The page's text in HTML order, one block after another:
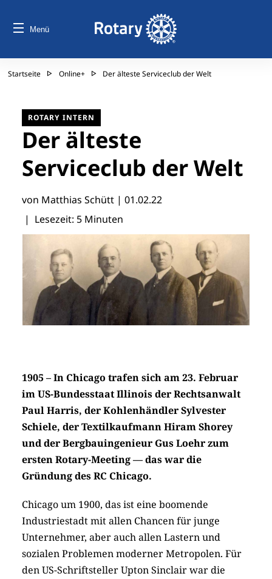
Menü
Startseite Online+ Der älteste Serviceclub der Welt
ROTARY INTERN
Der älteste
Serviceclub der Welt
von Matthias Schütt | 01.02.22
| Lesezeit: 5 Minuten
1905 – In Chicago trafen sich am 23. Februar
im US-Bundesstaat Illinois der Rechtsanwalt
Paul Harris, der Kohlenhändler Sylvester
Schiele, der Textilkaufmann Hiram Shorey
und der Bergbauingenieur Gus Loehr zum
ersten Rotary-Meeting — das war die
Gründung des RC Chicago.
Chicago um 1900, das ist eine boomende
Industriestadt mit allen Chancen für junge
Unternehmer, aber auch allen Lastern und
sozialen Problemen moderner Metropolen. Für
den US-Schriftsteller Upton Sinclair war die